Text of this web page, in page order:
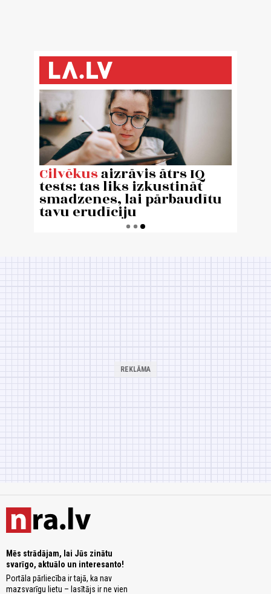
Mēs strādājam, lai Jūs zinātu
svarīgo, aktuālo un interesanto!
Portāla pārliecība ir tajā, ka nav
mazsvarīgu lietu – lasītājs ir ne vien